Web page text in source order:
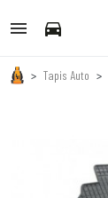
directions_car
Tapis Auto